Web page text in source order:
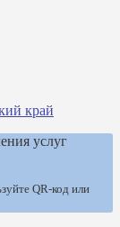
край
услуг
QR-код или